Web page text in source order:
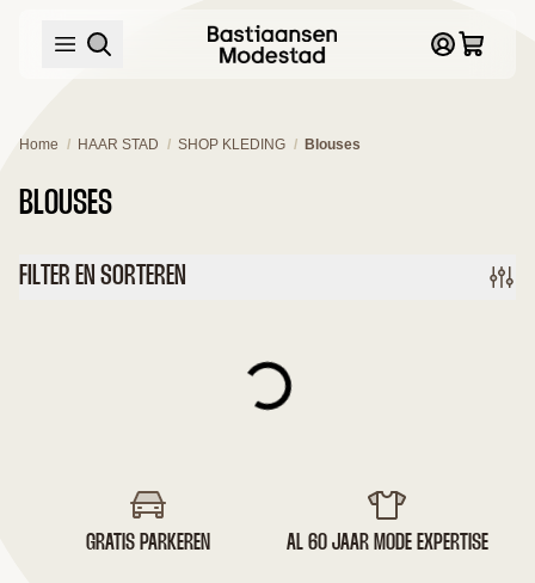
Home / HAAR STAD / SHOP KLEDING / Blouses
BLOUSES
FILTER EN SORTEREN
GRATIS PARKEREN AL 60 JAAR MODE EXPERTISE